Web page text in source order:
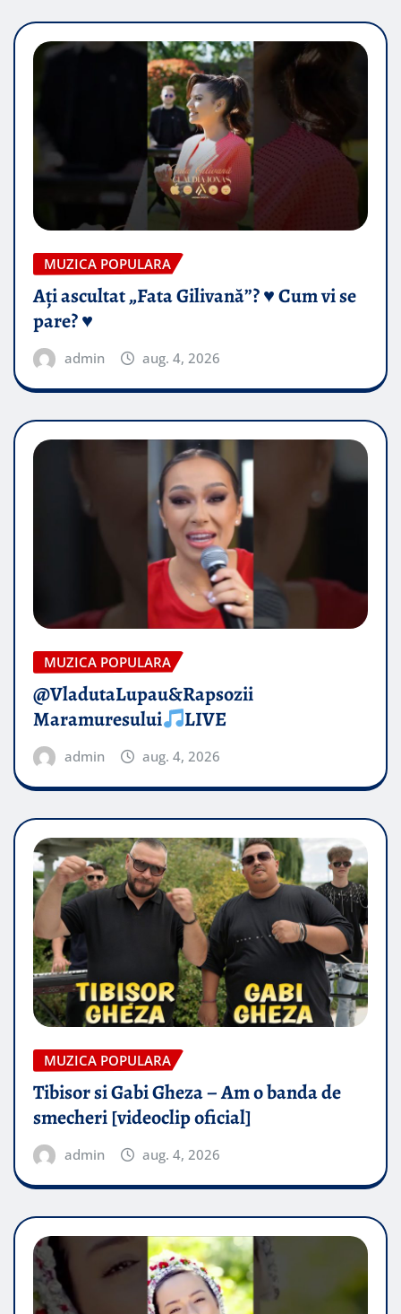
MUZICA POPULARA
Ați ascultat „Fata Gilivană”? ♥️ Cum vi se
pare? ♥️
admin aug. 4, 2026
MUZICA POPULARA
@VladutaLupau&Rapsozii
Maramuresului
LIVE
admin aug. 4, 2026
MUZICA POPULARA
Tibisor si Gabi Gheza – Am o banda de
smecheri [videoclip oficial]
admin aug. 4, 2026